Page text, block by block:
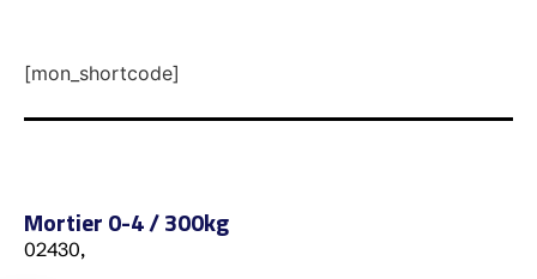
[mon_shortcode]
Mortier 0-4 / 300kg
02430,